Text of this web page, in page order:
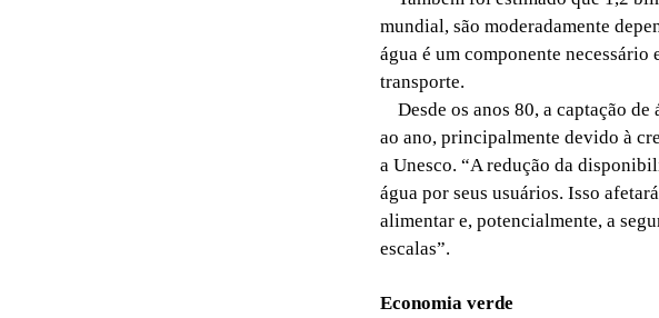
mundial, são moderadamente
água é um componente necessário
transporte.
Desde os anos 80, a captação de
ao ano, principalmente devido à
a Unesco. “A redução da
água por seus usuários. Isso
alimentar e, potencialmente, a
escalas”.
Economia verde